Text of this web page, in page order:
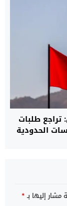
مفوضية الأمم المتحدة لشؤون اللاجئين: تراجع طلبات
الحدودية
مشار إليها بـ*